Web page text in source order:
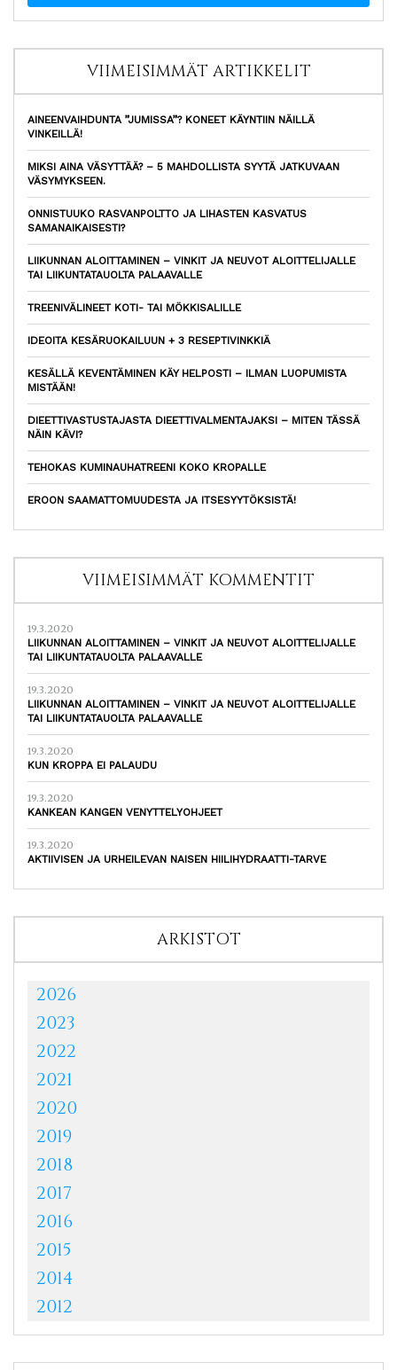
VIIMEISIMMÄT ARTIKKELIT
AINEENVAIHDUNTA ”JUMISSA”? KONEET KÄYNTIIN NÄILLÄ
VINKEILLÄ!
MIKSI AINA VÄSYTTÄÄ? – 5 MAHDOLLISTA SYYTÄ JATKUVAAN
VÄSYMYKSEEN.
ONNISTUUKO RASVANPOLTTO JA LIHASTEN KASVATUS
SAMANAIKAISESTI?
LIIKUNNAN ALOITTAMINEN – VINKIT JA NEUVOT ALOITTELIJALLE
TAI LIIKUNTATAUOLTA PALAAVALLE
TREENIVÄLINEET KOTI- TAI MÖKKISALILLE
IDEOITA KESÄRUOKAILUUN + 3 RESEPTIVINKKIÄ
KESÄLLÄ KEVENTÄMINEN KÄY HELPOSTI – ILMAN LUOPUMISTA
MISTÄÄN!
DIEETTIVASTUSTAJASTA DIEETTIVALMENTAJAKSI – MITEN TÄSSÄ
NÄIN KÄVI?
TEHOKAS KUMINAUHATREENI KOKO KROPALLE
EROON SAAMATTOMUUDESTA JA ITSESYYTÖKSISTÄ!
VIIMEISIMMÄT KOMMENTIT
19.3.2020
LIIKUNNAN ALOITTAMINEN – VINKIT JA NEUVOT ALOITTELIJALLE
TAI LIIKUNTATAUOLTA PALAAVALLE
19.3.2020
LIIKUNNAN ALOITTAMINEN – VINKIT JA NEUVOT ALOITTELIJALLE
TAI LIIKUNTATAUOLTA PALAAVALLE
19.3.2020
KUN KROPPA EI PALAUDU
19.3.2020
KANKEAN KANGEN VENYTTELYOHJEET
19.3.2020
AKTIIVISEN JA URHEILEVAN NAISEN HIILIHYDRAATTI-TARVE
ARKISTOT
2026
2023
2022
2021
2020
2019
2018
2017
2016
2015
2014
2012